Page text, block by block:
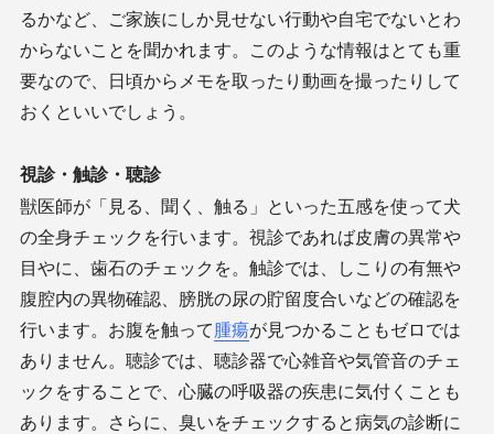
るかなど、ご家族にしか見せない行動や自宅でないとわ
からないことを聞かれます。このような情報はとても重
要なので、日頃からメモを取ったり動画を撮ったりして
おくといいでしょう。
視診・触診・聴診
獣医師が「見る、聞く、触る」といった五感を使って犬
の全身チェックを行います。視診であれば皮膚の異常や
目やに、歯石のチェックを。触診では、しこりの有無や
腹腔内の異物確認、膀胱の尿の貯留度合いなどの確認を
行います。お腹を触って腫瘍が見つかることもゼロでは
ありません。聴診では、聴診器で心雑音や気管音のチェ
ックをすることで、心臓の呼吸器の疾患に気付くことも
あります。さらに、臭いをチェックすると病気の診断に